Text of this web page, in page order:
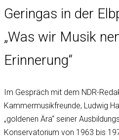
Geringas in der
„Was wir Musik
Erinnerung“
Im Gespräch mit dem NDR-
Kammermusikfreunde, Ludwig
„goldenen Ära“ seiner
Konservatorium von 1963 bis